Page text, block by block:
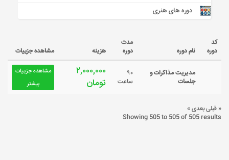
دوره های هنری
کد
دوره
نام دوره
مدت
دوره
هزینه مشاهده جزییات
مدیریت مذاکرات و
جلسات
۹۰
ساعت
۲,۰۰۰,۰۰۰
تومان
مشاهده جزییات
بیشتر
« قبلیبعدی »
Showing 505to 505of 505results